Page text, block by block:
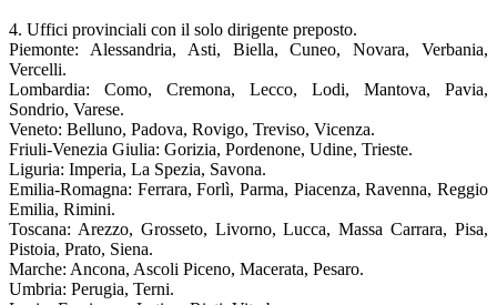
4. Uffici provinciali con il solo dirigente preposto.
Piemonte: Alessandria, Asti, Biella, Cuneo, Novara, Verbania,
Vercelli.
Lombardia: Como, Cremona, Lecco, Lodi, Mantova, Pavia,
Sondrio, Varese.
Veneto: Belluno, Padova, Rovigo, Treviso, Vicenza.
Friuli-Venezia Giulia: Gorizia, Pordenone, Udine, Trieste.
Liguria: Imperia, La Spezia, Savona.
Emilia-Romagna: Ferrara, Forlì, Parma, Piacenza, Ravenna, Reggio
Emilia, Rimini.
Toscana: Arezzo, Grosseto, Livorno, Lucca, Massa Carrara, Pisa,
Pistoia, Prato, Siena.
Marche: Ancona, Ascoli Piceno, Macerata, Pesaro.
Umbria: Perugia, Terni.